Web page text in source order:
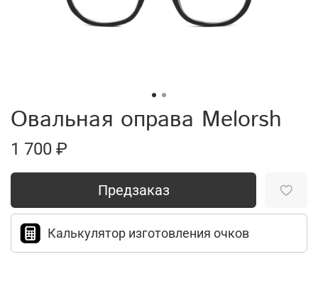
Овальная оправа Melorsh
1 700 ₽
Предзаказ
Калькулятор изготовления очков